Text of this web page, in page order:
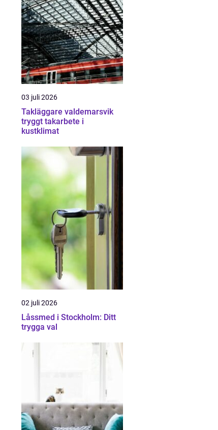
03 juli 2026
Takläggare valdemarsvik
tryggt takarbete i
kustklimat
02 juli 2026
Låssmed i Stockholm: Ditt
trygga val